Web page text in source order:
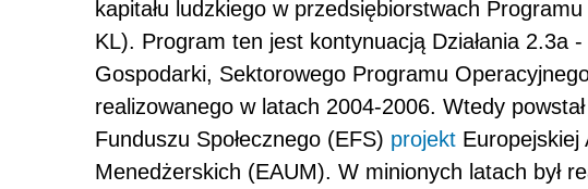
kapitału ludzkiego w przedsiębiorstwach
KL). Program ten jest kontynuacją Działania 2.3a
Gospodarki, Sektorowego Programu
realizowanego w latach 2004-2006. Wtedy
Funduszu Społecznego (EFS) projekt Europejskiej
Menedżerskich (EAUM). W minionych latach był